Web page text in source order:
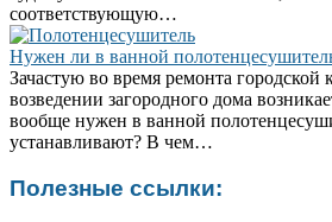
соответствующую…
Нужен ли в ванной
Зачастую во время ремонта городской
возведении загородного дома
вообще нужен в ванной
устанавливают? В чем…
Полезные ссылки: